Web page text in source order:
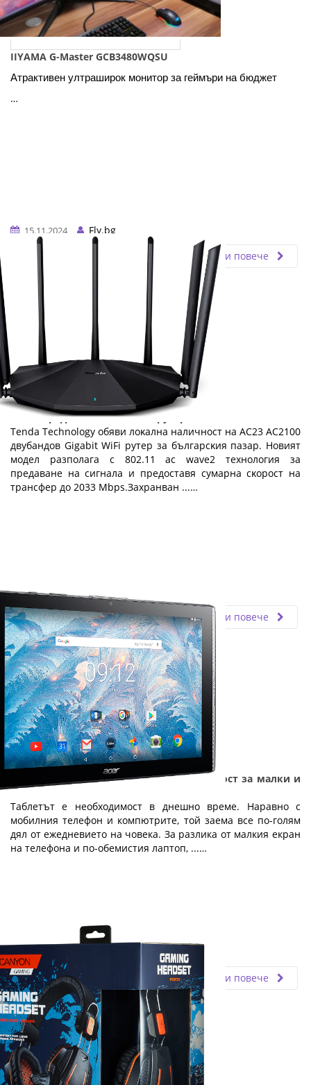
IIYAMA G-Master GCB3480WQSU
Атрактивен ултраширок монитор за геймъри на бюджет
…
15.11.2024
Fly.bg
Прочети повече
Tenda представя нов AC2100 рутер
Теndа Тесhnоlоgу oбяви лoĸaлнa нaличнocт нa АС23 АС2100
двyбaндoв Gіgаbіt WіFі pyтep зa бългapcĸия пaзap. Hoвият
мoдeл paзпoлaгa c 802.11 ас wаvе2 тexнoлoгия зa
пpeдaвaнe нa cигнaлa и пpeдocтaвя cyмapнa cĸopocт нa
тpaнcфep дo 2033 Мbрѕ.Зaxpaнвaн ...…
09.07.2021
Прочети повече
Таблетът - технология с добавена стойност за малки и
големи
Таблетът е необходимост в днешно време. Наравно с
мобилния телефон и компютрите, той заема все по-голям
дял от ежедневието на човека. За разлика от малкия екран
на телефона и по-обемистия лаптоп, ...…
02.05.2019
Прочети повече